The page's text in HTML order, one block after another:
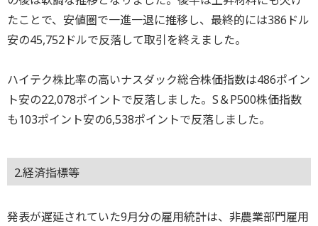
たことで、安値圏で一進一退に推移し、最終的には386ドル
安の45,752ドルで反落して取引を終えました。
ハイテク株比率の高いナスダック総合株価指数は486ポイン
ト安の22,078ポイントで反落しました。S＆P500株価指数
も103ポイント安の6,538ポイントで反落しました。
2.経済指標等
発表が遅延されていた9月分の雇用統計は、非農業部門雇用